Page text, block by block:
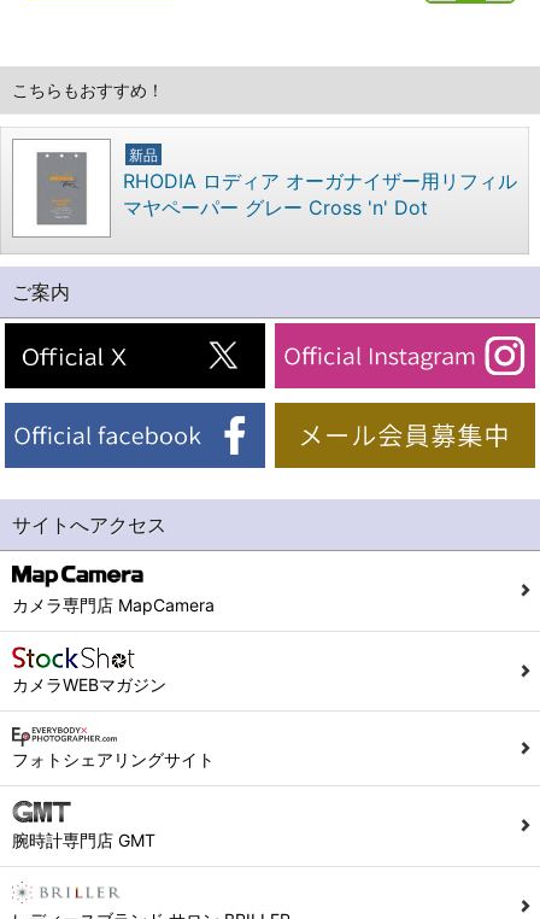
こちらもおすすめ！
新品
RHODIA ロディア オーガナイザー用リフィル
マヤペーパー グレー Cross 'n' Dot
ご案内
サイトへアクセス
カメラ専門店 MapCamera
カメラWEBマガジン
フォトシェアリングサイト
腕時計専門店 GMT